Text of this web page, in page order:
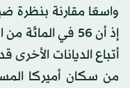
واسعًا مقارنة بنظرة
إذ أن 56 في
من سكان أميركا